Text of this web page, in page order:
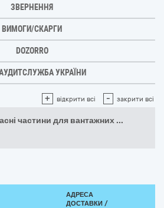
ЗВЕРНЕННЯ
ВИМОГИ/СКАРГИ
DOZORRO
УКРАЇНИ
+ відкрити всі - закрити всі
частини для вантажних ...
АДРЕСА
ДОСТАВКИ /